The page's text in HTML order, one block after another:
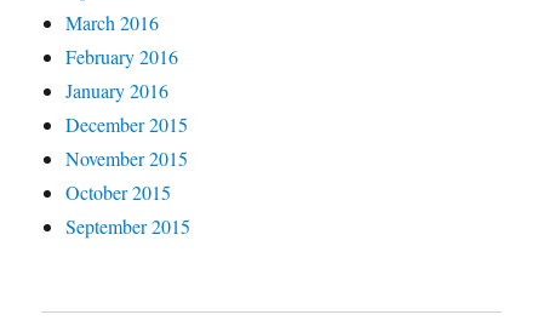
March 2016
February 2016
January 2016
December 2015
November 2015
October 2015
September 2015